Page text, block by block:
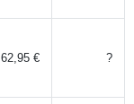
62,95 € ?